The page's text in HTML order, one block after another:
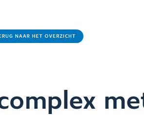
NAAR HET OVERZICHT